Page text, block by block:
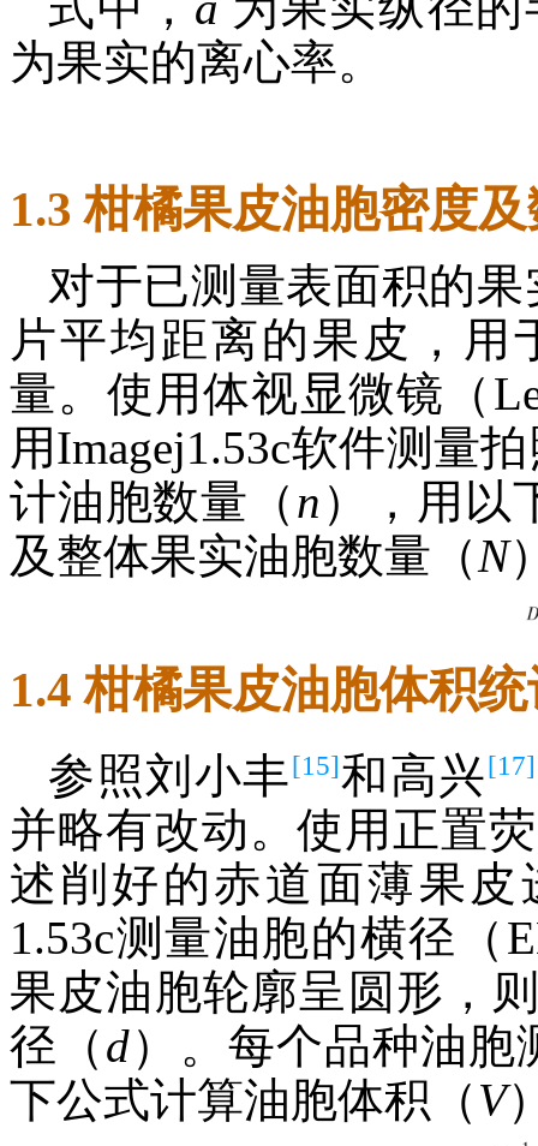
为果实的离心率。
1.3 柑橘果皮油胞密度
对于已测量表面积的
片平均距离的果皮，
量。使用体视显微镜（
用Imagej1.53c软件测量
计油胞数量（n ），用以
及整体果实油胞数量（N
1.4 柑橘果皮油胞体积
参照刘小丰[15]和高兴[17]
并略有改动。使用正置
述削好的赤道面薄果皮
1.53c测量油胞的横径（
果皮油胞轮廓呈圆形，
径（d）。每个品种油胞
下公式计算油胞体积（V